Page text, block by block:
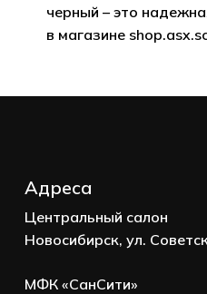
черный – это
в магазине
Адреса
Центральный салон
Новосибирск, ул.
МФК «СанСити»